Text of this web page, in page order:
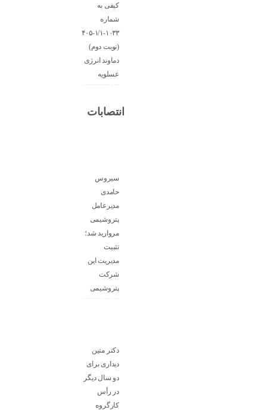
کیفی به
شماره
۱۰۳۳-۱/۱-۴۰۵
(نوبت دوم)
دماوند انرژی
عسلویه
انتصابات
سیروس
حامدی
مدیرعامل
پتروشیمی
مروارید شد؛
تثبیت
مدیریت این
شرکت
پتروشیمی
دکتر متین
دیداری برای
دو سال دیگر
در رأس
کارگروه